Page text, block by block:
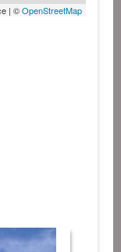
| ©OpenStreetMap